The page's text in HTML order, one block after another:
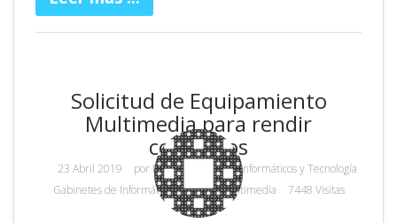
Solicitud de Equipamiento
Multimedia para rendir
concursos
23 Abril 2019 por Dpto. de Servicios Informáticos y Tecnología
Gabinetes de Informática y Equipos Multimedia
7448 Visitas